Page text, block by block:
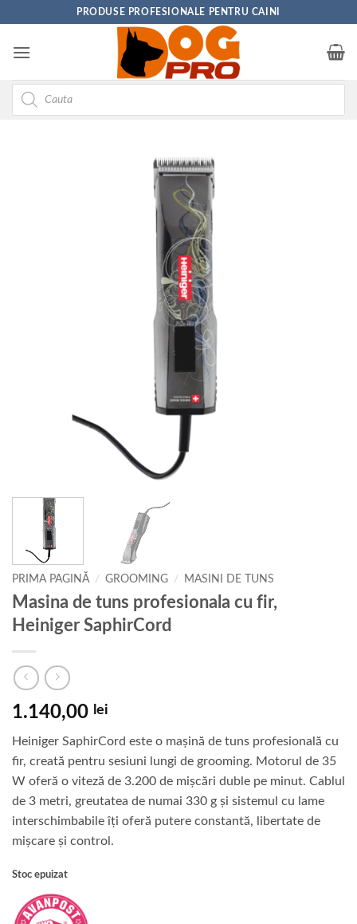
content
PRODUSE PROFESIONALE PENTRU CAINI
Products
search
PRIMA PAGINĂ / GROOMING / MASINI DE TUNS
Masina de tuns profesionala cu fir,
Heiniger SaphirCord
1.140,00 lei
Heiniger SaphirCord este o mașină de tuns profesională cu
fir, creată pentru sesiuni lungi de grooming. Motorul de 35
W oferă o viteză de 3.200 de mișcări duble pe minut. Cablul
de 3 metri, greutatea de numai 330 g și sistemul cu lame
interschimbabile îți oferă putere constantă, libertate de
mișcare și control.
Stoc epuizat